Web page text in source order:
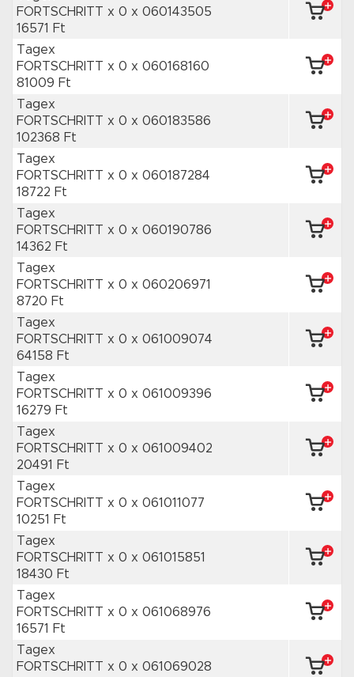
FORTSCHRITT x 0 x 060143505
16571 Ft
Tagex
FORTSCHRITT x 0 x 060168160
81009 Ft
Tagex
FORTSCHRITT x 0 x 060183586
102368 Ft
Tagex
FORTSCHRITT x 0 x 060187284
18722 Ft
Tagex
FORTSCHRITT x 0 x 060190786
14362 Ft
Tagex
FORTSCHRITT x 0 x 060206971
8720 Ft
Tagex
FORTSCHRITT x 0 x 061009074
64158 Ft
Tagex
FORTSCHRITT x 0 x 061009396
16279 Ft
Tagex
FORTSCHRITT x 0 x 061009402
20491 Ft
Tagex
FORTSCHRITT x 0 x 061011077
10251 Ft
Tagex
FORTSCHRITT x 0 x 061015851
18430 Ft
Tagex
FORTSCHRITT x 0 x 061068976
16571 Ft
Tagex
FORTSCHRITT x 0 x 061069028